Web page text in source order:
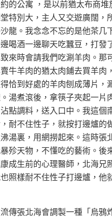
的公寓 ，是以前猶太布商堆
特別大，主人又交遊廣闊，
龍。我念念不忘的是他茶几
喝酒一邊聊天吃蠶豆，打發
來時會請我們吃涮羊肉。那
牛羊肉的猶太肉鋪去買羊肉
恰到好處的羊肉刨成薄片，
湯煮滾後，拿筷子夾起一片
點調料，送入口中。我這個
耐不住性子，就按打邊爐的
湯裏，用網撈起來。這時張
殄天物，不懂吃的藝術。後
成生前的心理醫師，北海兄
照樣耐不住性子打邊爐，他
傳張北海會調製一種「烏鴉